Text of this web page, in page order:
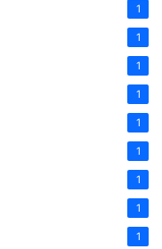
1
1
1
1
1
1
1
1
1